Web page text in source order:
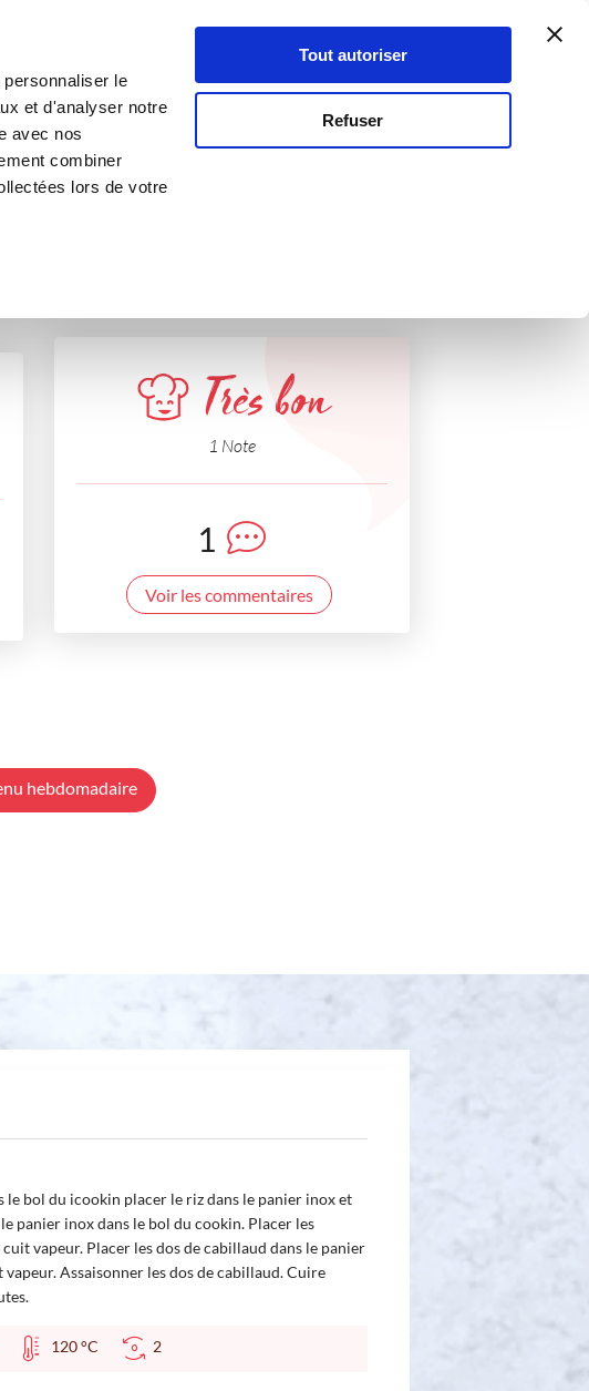
le
et d'analyser notre
avec nos
combiner
lors de votre
Tout autoriser
Refuser
Se connecter
Très bon
1 Note
1
Voir les commentaires
hebdomadaire
le bol du icookin placer le riz dans le panier inox et
panier inox dans le bol du cookin. Placer les
vapeur. Placer les dos de cabillaud dans le panier
Assaisonner les dos de cabillaud. Cuire
120 °C 2